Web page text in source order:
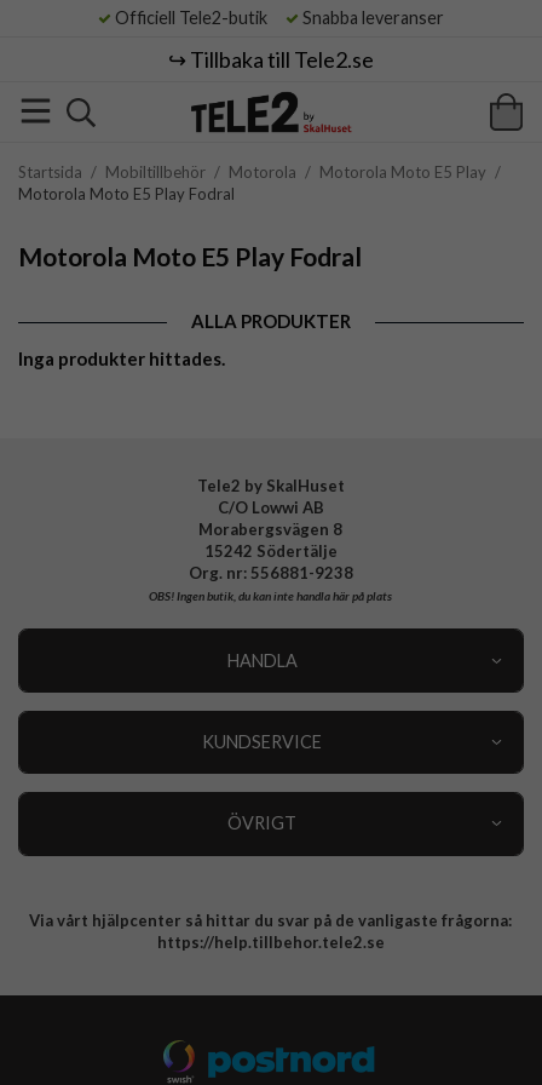
Officiell Tele2-butik Snabba leveranser
↪️ Tillbaka till Tele2.se
Startsida / Mobiltillbehör / Motorola / Motorola Moto E5 Play /
Motorola Moto E5 Play Fodral
Motorola Moto E5 Play Fodral
ALLA PRODUKTER
Inga produkter hittades.
Tele2 by SkalHuset
C/O Lowwi AB
Morabergsvägen 8
15242 Södertälje
Org. nr: 556881-9238
OBS!Ingen butik, du kan inte handla här på plats
HANDLA
KUNDSERVICE
ÖVRIGT
Integritetspolicy
Via vårt hjälpcenter så hittar du svar på de vanligaste frågorna:
https://help.tillbehor.tele2.se